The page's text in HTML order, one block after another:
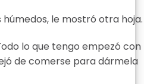
húmedos, le mostró otra hoja.
lo que tengo empezó con
de comerse para dármela